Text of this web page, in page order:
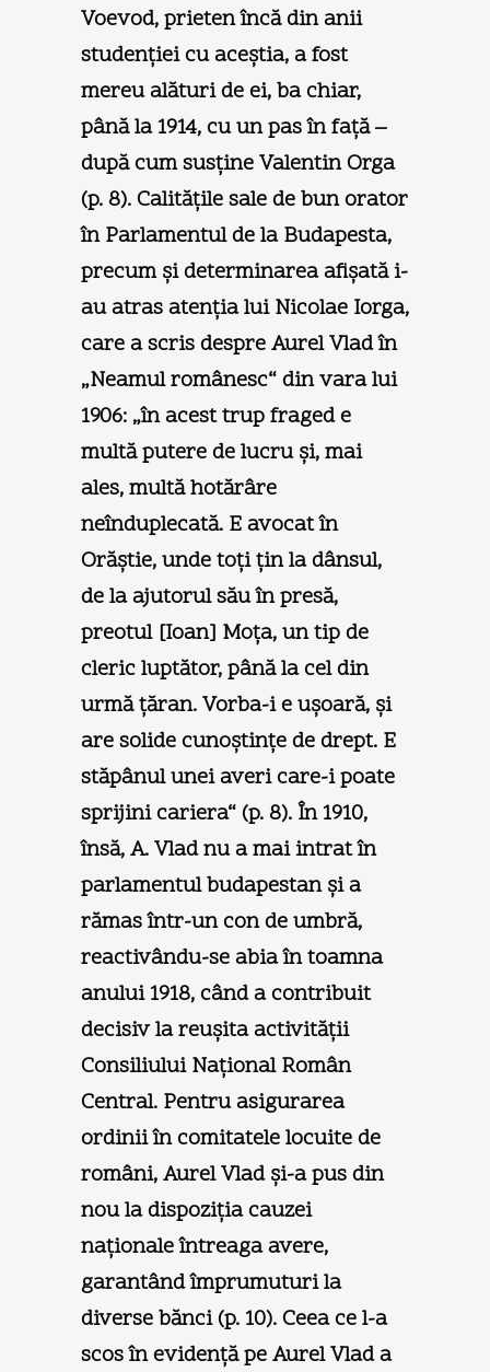
Voevod, prieten încă din anii
studenţiei cu aceştia, a fost
mereu alături de ei, ba chiar,
până la 1914, cu un pas în faţă –
după cum susţine Valentin Orga
(p. 8). Calităţile sale de bun orator
în Parlamentul de la Budapesta,
precum şi determinarea afişată i-
au atras atenţia lui Nicolae Iorga,
care a scris despre Aurel Vlad în
„Neamul românesc“ din vara lui
1906: „în acest trup fraged e
multă putere de lucru şi, mai
ales, multă hotărâre
neînduplecată. E avocat în
Orăştie, unde toţi ţin la dânsul,
de la ajutorul său în presă,
preotul [Ioan] Moţa, un tip de
cleric luptător, până la cel din
urmă ţăran. Vorba-i e uşoară, şi
are solide cunoştinţe de drept. E
stăpânul unei averi care-i poate
sprijini cariera“ (p. 8). În 1910,
însă, A. Vlad nu a mai intrat în
parlamentul budapestan şi a
rămas într-un con de umbră,
reactivându-se abia în toamna
anului 1918, când a contribuit
decisiv la reuşita activităţii
Consiliului Naţional Român
Central. Pentru asigurarea
ordinii în comitatele locuite de
români, Aurel Vlad şi-a pus din
nou la dispoziţia cauzei
naţionale întreaga avere,
garantând împrumuturi la
diverse bănci (p. 10). Ceea ce l-a
scos în evidenţă pe Aurel Vlad a